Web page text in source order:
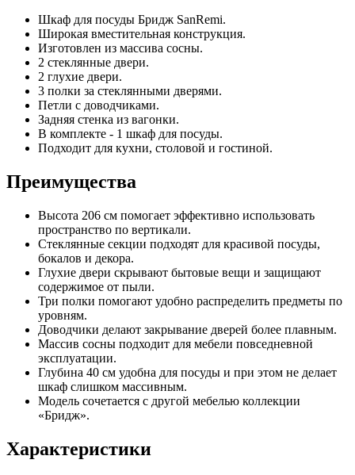
Шкаф для посуды Бридж SanRemi.
Широкая вместительная конструкция.
Изготовлен из массива сосны.
2 стеклянные двери.
2 глухие двери.
3 полки за стеклянными дверями.
Петли с доводчиками.
Задняя стенка из вагонки.
В комплекте - 1 шкаф для посуды.
Подходит для кухни, столовой и гостиной.
Преимущества
Высота 206 см помогает эффективно использовать
пространство по вертикали.
Стеклянные секции подходят для красивой посуды,
бокалов и декора.
Глухие двери скрывают бытовые вещи и защищают
содержимое от пыли.
Три полки помогают удобно распределить предметы по
уровням.
Доводчики делают закрывание дверей более плавным.
Массив сосны подходит для мебели повседневной
эксплуатации.
Глубина 40 см удобна для посуды и при этом не делает
шкаф слишком массивным.
Модель сочетается с другой мебелью коллекции
«Бридж».
Характеристики